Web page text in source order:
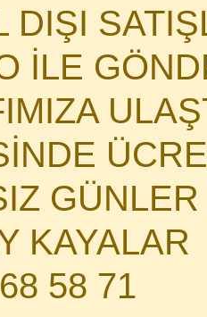
DIŞI
İLE
KAYALAR
58 71